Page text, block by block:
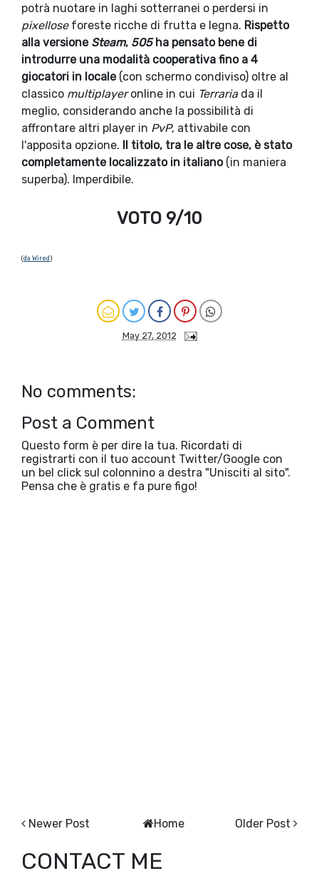
potrà nuotare in laghi sotterranei o perdersi in
pixelloseforeste ricche di frutta e legna. Rispetto
alla versione Steam, 505ha pensato bene di
introdurre una modalità cooperativa fino a 4
giocatori in locale (con schermo condiviso) oltre al
classico multiplayeronline in cui Terrariada il
meglio, considerando anche la possibilità di
affrontare altri player in PvP, attivabile con
l'apposita opzione. Il titolo, tra le altre cose, è stato
completamente localizzato in italiano(in maniera
superba). Imperdibile.
VOTO 9/10
(da Wired)
May 27, 2012
No comments:
Post a Comment
Questo form è per dire la tua. Ricordati di
registrarti con il tuo account Twitter/Google con
un bel click sul colonnino a destra "Unisciti al sito".
Pensa che è gratis e fa pure figo!
Newer Post Older Post
Home
CONTACT ME